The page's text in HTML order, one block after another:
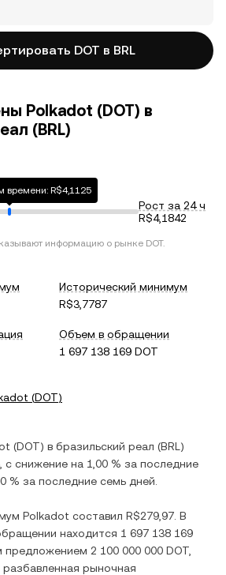
DOT в BRL
Polkadot (DOT) в
(BRL)
времени: R$4,1125
Рост за 24 ч
R$4,1842
информацию о рынке DOT.
Исторический минимум
R$3,7787
Объем в обращении
1 697 138 169 DOT
(DOT)
(DOT) в бразильский реал (BRL )
, c снижение на 1,00 % за последние
% за последние семь дней.
Polkadot составил R$279,97 . В
находится 1 697 138 169
предложением 2 100 000 000 DOT
рыночная